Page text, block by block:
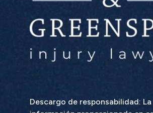
Descargo de responsabilidad: La